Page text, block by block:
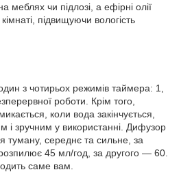
меблях чи підлозі, а ефірні олії
підвищуючи вологість
з чотирьох режимів таймера: 1,
роботи. Крім того,
коли вода закінчується,
і зручним у використанні. Дифузор
середнє та сильне, за
45 мл/год, за другого — 60.
саме вам.